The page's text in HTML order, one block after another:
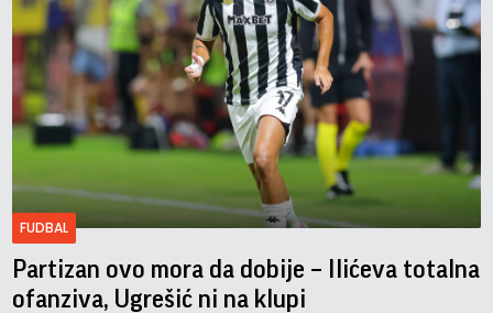
FUDBAL
Partizan ovo mora da dobije – Ilićeva totalna
ofanziva, Ugrešić ni na klupi